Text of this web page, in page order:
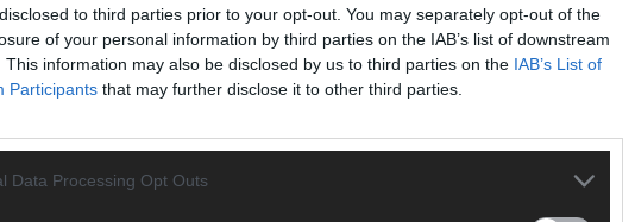
to third parties prior to your opt-out. You may separately opt-out of the
of your personal information by third parties on the IAB’s list of downstream
This information may also be disclosed by us to third parties on the IAB’s List of
Participants that may further disclose it to other third parties.
Data Processing Opt Outs
nachvollziehbar, wissenschaftlich.
Entnahmen erfolgen dürfen.
nach drei Klagen zusammenbrechen.
, statt politischer Gesten.